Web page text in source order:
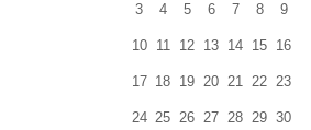
3 4 5 6 7 8 9
10 11 12 13 14 15 16
17 18 19 20 21 22 23
24 25 26 27 28 29 30